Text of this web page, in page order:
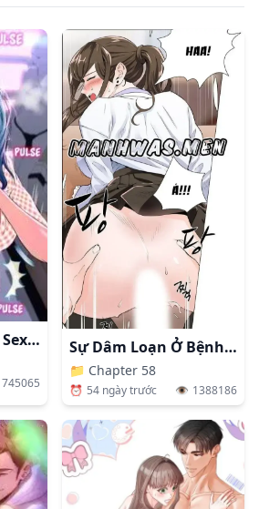
Em Gái Bán Hàng Sextoy
745065
Sự Dâm Loạn Ở Bệnh Viện
📁 Chapter 58
⏰ 54 ngày trước 👁️ 1388186